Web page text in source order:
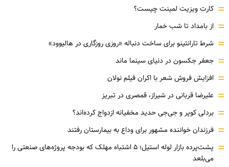
= کارت ویزیت لمینت چیست؟
= از بامداد تا شب خمار
= شرط تارانتینو برای ساخت دنباله «روزی روزگاری در هالیوود»
= جعفر جکسون در دنیای سینما ماند
= افزایش فروش شعر با اکران فیلم نولان
= علیرضا قربانی در شیراز، قمصری در تبریز
= بردلی کوپر و جی‌جی حدید مخفیانه ازدواج کرده‌اند؟
= فرزندان خواننده مشهور برای وداع به بیمارستان رفتند
=
پشت‌پرده بازار لوله استیل؛ ۵ اشتباه مهلک که بودجه پروژه‌های صنعتی را
می‌بلعد